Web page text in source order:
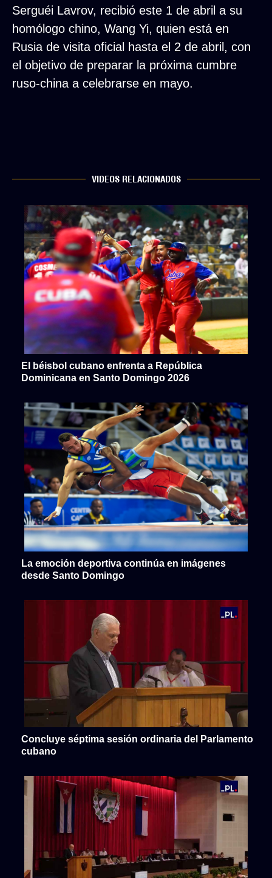
Serguéi Lavrov, recibió este 1 de abril a su
homólogo chino, Wang Yi, quien está en
Rusia de visita oficial hasta el 2 de abril, con
el objetivo de preparar la próxima cumbre
ruso-china a celebrarse en mayo.
VIDEOS RELACIONADOS
El béisbol cubano enfrenta a República
Dominicana en Santo Domingo 2026
La emoción deportiva continúa en imágenes
desde Santo Domingo
Concluye séptima sesión ordinaria del Parlamento
cubano